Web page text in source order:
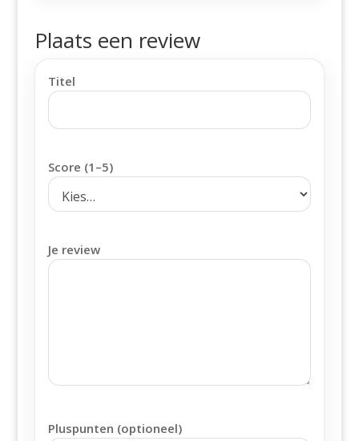
Plaats een review
Titel
Score (1–5)
Je review
Pluspunten (optioneel)